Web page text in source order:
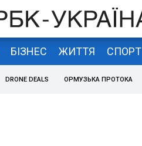
БІЗНЕС ЖИТТЯ СПОРТ
DRONE DEALS ОРМУЗЬКА ПРОТОКА